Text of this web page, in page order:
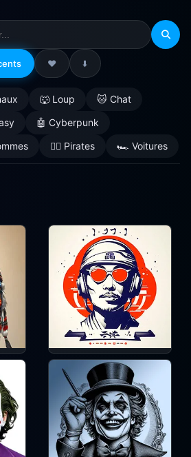
❤️ ⬇️
🐺 Loup
🐱 Chat
🤖 Cyberpunk
🏴‍☠️ Pirates 🏎️ Voitures